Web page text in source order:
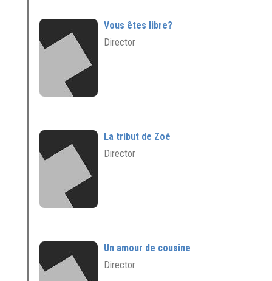
Vous êtes libre?
Director
La tribut de Zoé
Director
Un amour de cousine
Director